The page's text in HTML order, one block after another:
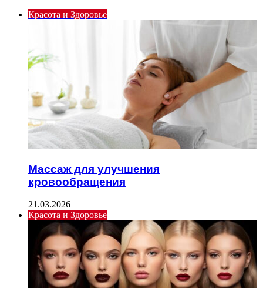
Красота и Здоровье
Массаж для улучшения
кровообращения
21.03.2026
Красота и Здоровье